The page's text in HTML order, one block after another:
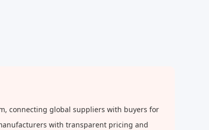
connecting global suppliers with buyers for
with transparent pricing and